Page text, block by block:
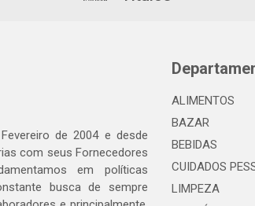
de 2004 e desde
com seus Fornecedores
em políticas
busca de sempre
ALIMENTOS
BAZAR
BEBIDAS
CUIDADOS
LIMPEZA